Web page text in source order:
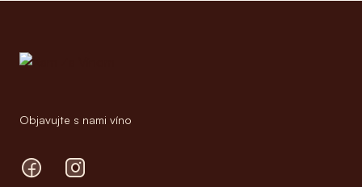
Objavujte s nami víno
FacebookInstagram